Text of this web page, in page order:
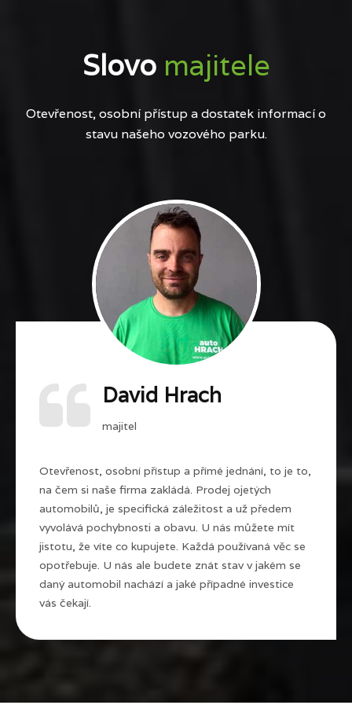
Slovo majitele
Otevřenost, osobní přístup a dostatek informací o
stavu našeho vozového parku.
David Hrach
majitel
Otevřenost, osobní přístup a přímé jednání, to je to,
na čem si naše firma zakládá. Prodej ojetých
automobilů, je specifická záležitost a už předem
vyvolává pochybnosti a obavu. U nás můžete mít
jistotu, že víte co kupujete. Každá používaná věc se
opotřebuje. U nás ale budete znát stav v jakém se
daný automobil nachází a jaké případné investice
vás čekají.